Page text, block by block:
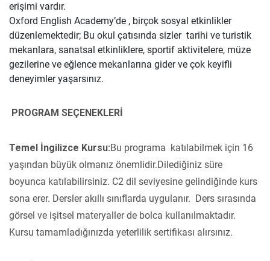
erişimi vardır.
Oxford English Academy’de , birçok sosyal etkinlikler
düzenlemektedir; Bu okul çatısında sizler tarihi ve turistik
mekanlara, sanatsal etkinliklere, sportif aktivitelere, müze
gezilerine ve eğlence mekanlarına gider ve çok keyifli
deneyimler yaşarsınız.
PROGRAM SEÇENEKLERİ
Temel İngilizce Kursu:Bu programa katılabilmek için 16
yaşından büyük olmanız önemlidir.Dilediğiniz süre
boyunca katılabilirsiniz. C2 dil seviyesine gelindiğinde kurs
sona erer. Dersler akıllı sınıflarda uygulanır. Ders sırasında
görsel ve işitsel materyaller de bolca kullanılmaktadır.
Kursu tamamladığınızda yeterlilik sertifikası alırsınız.